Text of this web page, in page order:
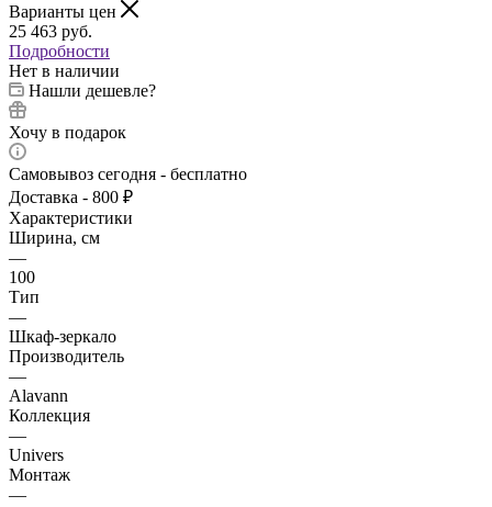
Варианты цен
25 463 руб.
Подробности
Нет в наличии
Нашли дешевле?
Хочу в подарок
Самовывоз сегодня - бесплатно
Доставка - 800 ₽
Характеристики
Ширина, см
—
100
Тип
—
Шкаф-зеркало
Производитель
—
Alavann
Коллекция
—
Univers
Монтаж
—